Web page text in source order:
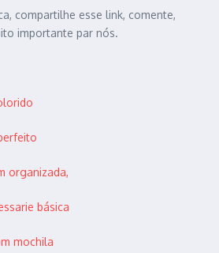
compartilhe esse link, comente,
importante par nós.
organizada,
básica
mochila